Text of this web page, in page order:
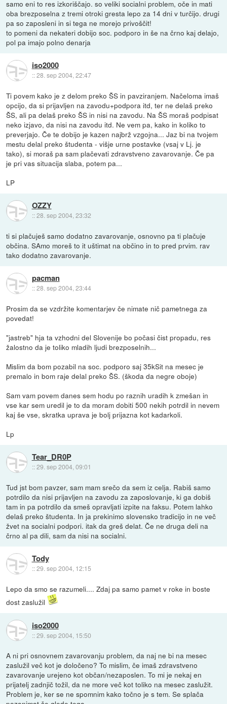
samo eni to res izkoriščajo. so veliki socialni problem, oče in mati
oba brezposelna z tremi otroki gresta lepo za 14 dni v turčijo. drugi
pa so zaposleni in si tega ne morejo privoščit!
to pomeni da nekateri dobijo soc. podporo in še na črno kaj delajo,
pol pa imajo polno denarja
iso2000
::28. sep 2004, 22:47
Ti povem kako je z delom preko ŠS in pavziranjem. Načeloma imaš
opcijo, da si prijavljen na zavodu+podpora itd, ter ne delaš preko
ŠS, ali pa delaš preko ŠS in nisi na zavodu. Na ŠS moraš podpisat
neko izjavo, da nisi na zavodu itd. Ne vem pa, kako in koliko to
preverjajo. Če te dobijo je kazen najbrž vzgojna... Jaz bi na tvojem
mestu delal preko študenta - višje urne postavke (vsaj v Lj. je
tako), si moraš pa sam plačevati zdravstveno zavarovanje. Če pa
je pri vas situacija slaba, potem pa...
LP
OZZY
::28. sep 2004, 23:32
ti si plačuješ samo dodatno zavarovanje, osnovno pa ti plačuje
občina. SAmo moreš to it uštimat na občino in to pred prvim. rav
tako dodatno zavarovanje.
pacman
::28. sep 2004, 23:44
Prosim da se vzdržite komentarjev če nimate nič pametnega za
povedat!
"jastreb" hja ta vzhodni del Slovenije bo počasi čist propadu, res
žalostno da je toliko mladih ljudi brezposelnih...
Mislim da bom pozabil na soc. podporo saj 35kSit na mesec je
premalo in bom raje delal preko ŠS. (škoda da negre oboje)
Sam vam povem danes sem hodu po raznih uradih k zmešan in
vse kar sem uredil je to da moram dobiti 500 nekih potrdil in nevem
kaj še vse, skratka uprava je bolj prijazna kot kadarkoli.
Lp
Tear_DR0P
::29. sep 2004, 09:01
Tud jst bom pavzer, sam mam srečo da sem iz celja. Rabiš samo
potrdilo da nisi prijavljen na zavodu za zaposlovanje, ki ga dobiš
tam in pa potrdilo da smeš opravljati izpite na faksu. Potem lahko
delaš preko študenta. In ja prekinimo slovensko tradicijo in ne več
žvet na socialni podpori. itak da greš delat. Če ne druga deli na
črno al pa dili, sam da nisi na socialni.
Tody
::29. sep 2004, 12:15
Lepo da smo se razumeli.... Zdaj pa samo pamet v roke in boste
dost zaslužil
iso2000
::29. sep 2004, 15:50
A ni pri osnovnem zavarovanju problem, da naj ne bi na mesec
zaslužil več kot je določeno? To mislim, če imaš zdravstveno
zavarovanje urejeno kot občan/nezaposlen. To mi je nekaj en
prijatelj zadnjič tožil, da ne more več kot toliko na mesec zaslužit.
Problem je, ker se ne spomnim kako točno je s tem. Se splača